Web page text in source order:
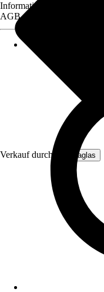
Verkauf durch: Hansaglas
Informationen des
AGB, finden Sie bei Klick